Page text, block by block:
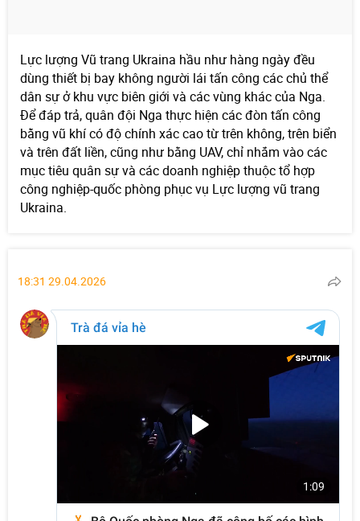
Lực lượng Vũ trang Ukraina hầu như hàng ngày đều
dùng thiết bị bay không người lái tấn công các chủ thể
dân sự ở khu vực biên giới và các vùng khác của Nga.
Để đáp trả, quân đội Nga thực hiện các đòn tấn công
bằng vũ khí có độ chính xác cao từ trên không, trên biển
và trên đất liền, cũng như bằng UAV, chỉ nhắm vào các
mục tiêu quân sự và các doanh nghiệp thuộc tổ hợp
công nghiệp-quốc phòng phục vụ Lực lượng vũ trang
Ukraina.
18:31 29.04.2026